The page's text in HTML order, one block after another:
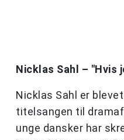
Nicklas Sahl – "Hvis
Nicklas Sahl er
titelsangen til
unge dansker har